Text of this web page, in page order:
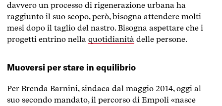
davvero un processo di rigenerazione urbana ha
raggiunto il suo scopo, però, bisogna attendere molti
mesi dopo il taglio del nastro. Bisogna aspettare che i
progetti entrino nella quotidianità delle persone.
Muoversi per stare in equilibrio
Per Brenda Barnini, sindaca dal maggio 2014, oggi al
suo secondo mandato, il percorso di Empoli «nasce